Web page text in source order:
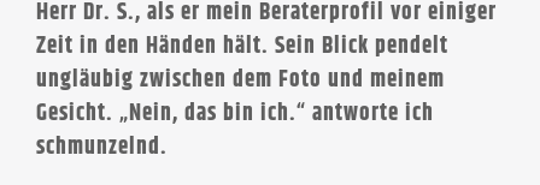
Herr Dr. S., als er mein Beraterprofil vor einiger
Zeit in den Händen hält. Sein Blick pendelt
ungläubig zwischen dem Foto und meinem
Gesicht. „Nein, das bin ich.“ antworte ich
schmunzelnd.